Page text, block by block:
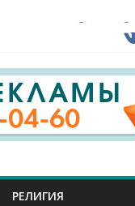
практику в Старом
захватчиков
РЕЛИГИЯ